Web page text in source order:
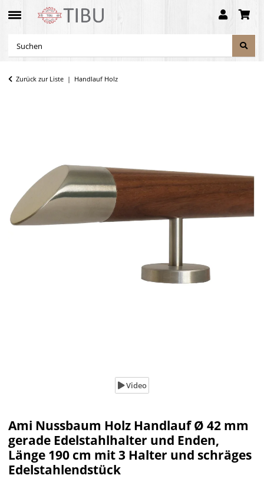
Zurück zur Liste Handlauf Holz
Video
Ami Nussbaum Holz Handlauf Ø 42 mm
gerade Edelstahlhalter und Enden,
Länge 190 cm mit 3 Halter und schräges
Edelstahlendstück